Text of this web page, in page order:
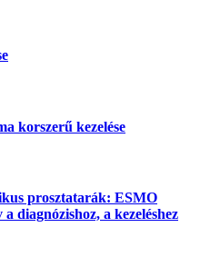
korszerű kezelése
prosztatarák: ESMO
diagnózishoz, a kezeléshez